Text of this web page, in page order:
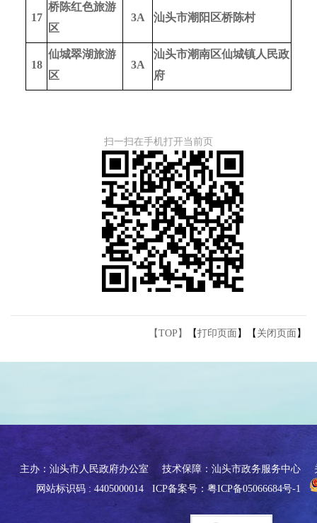
17
桥陈红色旅游
区
3A 汕头市潮阳区桥陈村
18
仙城翠湖旅游
区
3A
汕头市潮南区仙城镇人民政
府
扫一扫在手机打开当前页
【TOP】 【打印页面 】【 关闭页面 】
主办：汕头市人民政府办公室 技术保障：汕头市政务服务中心
网站标识码 : 4405000014 ICP备案号：粤ICP备05066684号-1